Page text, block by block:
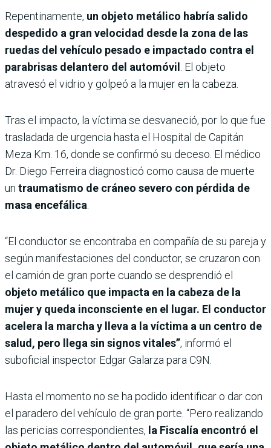
Repentinamente, un objeto metálico habría salido
despedido a gran velocidad desde la zona de las
ruedas del vehículo pesado e impactado contra el
parabrisas delantero del automóvil . El objeto
atravesó el vidrio y golpeó a la mujer en la cabeza.
Tras el impacto, la víctima se desvaneció, por lo que fue
trasladada de urgencia hasta el Hospital de Capitán
Meza Km. 16, donde se confirmó su deceso. El médico
Dr. Diego Ferreira diagnosticó como causa de muerte
un traumatismo de cráneo severo con pérdida de
masa encefálica
“El conductor se encontraba en compañía de su pareja y
según manifestaciones del conductor, se cruzaron con
el camión de gran porte cuando se desprendió el
objeto metálico que impacta en la cabeza de la
mujer y queda inconsciente en el lugar. El conductor
acelera la marcha y lleva a la víctima a un centro de
salud, pero llega sin signos vitales”, informó el
suboficial inspector Edgar Galarza para C9N.
Hasta el momento no se ha podido identificar o dar con
el paradero del vehículo de gran porte. “Pero realizando
las pericias correspondientes, la Fiscalía encontró el